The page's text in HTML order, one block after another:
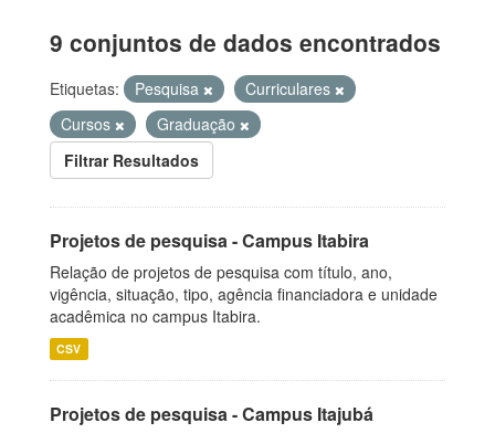
9 conjuntos de dados encontrados
Etiquetas: Pesquisa
Curriculares
Cursos
Graduação
Filtrar Resultados
Projetos de pesquisa - Campus Itabira
Relação de projetos de pesquisa com título, ano,
vigência, situação, tipo, agência financiadora e unidade
acadêmica no campus Itabira.
CSV
Projetos de pesquisa - Campus Itajubá